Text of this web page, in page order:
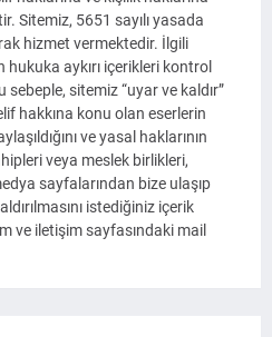
Sitemiz, 5651 sayılı yasada
hizmet vermektedir. İlgili
aykırı içerikleri kontrol
sitemiz “uyar ve kaldır”
hakkına konu olan eserlerin
ve yasal haklarının
veya meslek birlikleri,
sayfalarından bize ulaşıp
istediğiniz içerik
ve iletişim sayfasındaki mail